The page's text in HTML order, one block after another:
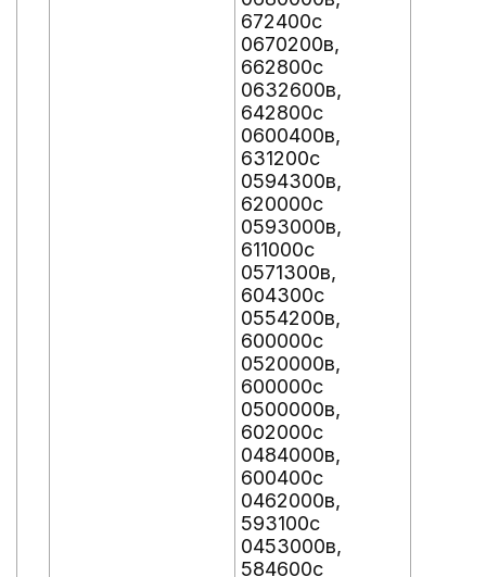
672400с
0670200в,
662800с
0632600в,
642800с
0600400в,
631200с
0594300в,
620000с
0593000в,
611000с
0571300в,
604300с
0554200в,
600000с
0520000в,
600000с
0500000в,
602000с
0484000в,
600400с
0462000в,
593100с
0453000в,
584600с